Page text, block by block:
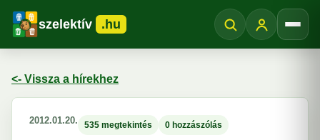
szelektív .hu
<- Vissza a hírekhez
2012.01.20. 535 megtekintés 0 hozzászólás